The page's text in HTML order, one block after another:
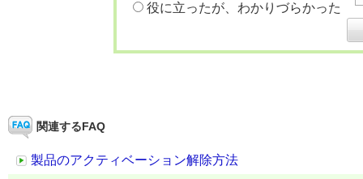
役に立ったが、わかりづらかった
関連するFAQ
製品のアクティベーション解除方法